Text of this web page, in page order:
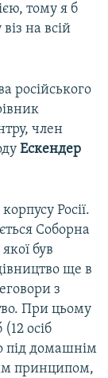
тому я б
на всій
російського
член
Ескендер
Росії.
Соборна
був
ще в
з
При цьому
осіб
під домашнім
принципом,